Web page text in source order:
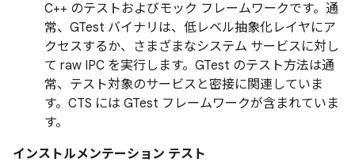
C++ のテストおよびモック フレームワークです。通
常、GTest バイナリは、低レベル抽象化レイヤにア
クセスするか、さまざまなシステム サービスに対し
て raw IPC を実行します。GTest のテスト方法は通
常、テスト対象のサービスと密接に関連していま
す。CTS には GTest フレームワークが含まれていま
す。
インストルメンテーション テスト